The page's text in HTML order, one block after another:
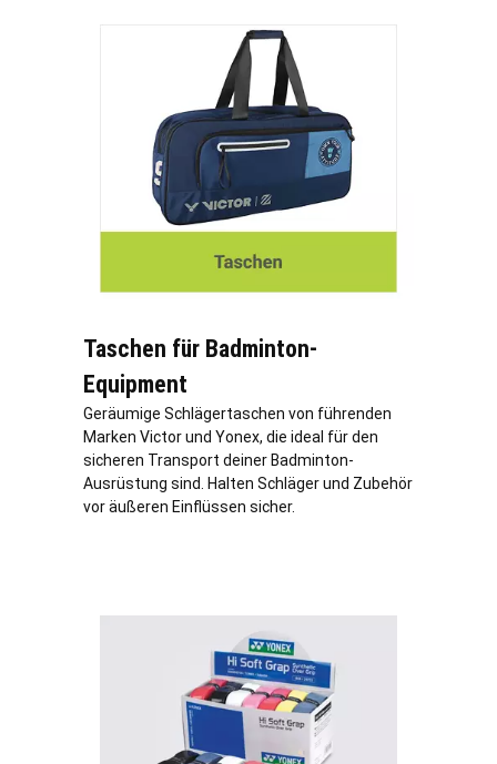
Taschen für Badminton-
Equipment
Geräumige Schlägertaschen von führenden
Marken Victor und Yonex, die ideal für den
sicheren Transport deiner Badminton-
Ausrüstung sind. Halten Schläger und Zubehör
vor äußeren Einflüssen sicher.